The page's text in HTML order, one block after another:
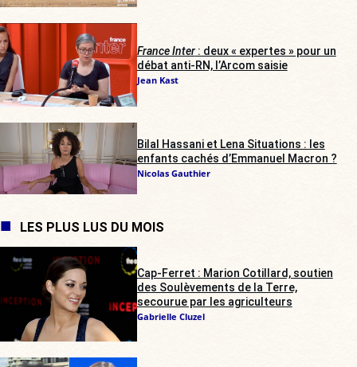
France Inter: deux « expertes » pour un
débat anti-RN, l’Arcom saisie
Jean Kast
Bilal Hassani et Lena Situations : les
enfants cachés d’Emmanuel Macron ?
Nicolas Gauthier
LES PLUS LUS DU MOIS
Cap-Ferret : Marion Cotillard, soutien
des Soulèvements de la Terre,
secourue par les agriculteurs
Gabrielle Cluzel